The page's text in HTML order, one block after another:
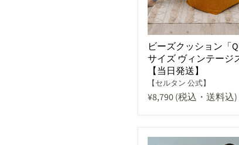
ビーズクッション「
サイズ ヴィンテージ
【当日発送】
【セルタン 公式】
¥8,790(税込・送料込)